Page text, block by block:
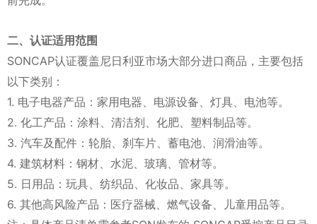
二、认证适用范围
SONCAP认证覆盖尼日利亚市场大部分进口商品，主要包括
以下类别：
1. 电子电器产品：家用电器、电源设备、灯具、电池等。
2. 化工产品：涂料、清洁剂、化肥、塑料制品等。
3. 汽车及配件：轮胎、刹车片、蓄电池、润滑油等。
4. 建筑材料：钢材、水泥、玻璃、管材等。
5. 日用品：玩具、纺织品、化妆品、家具等。
6. 其他高风险产品：医疗器械、燃气设备、儿童用品等。